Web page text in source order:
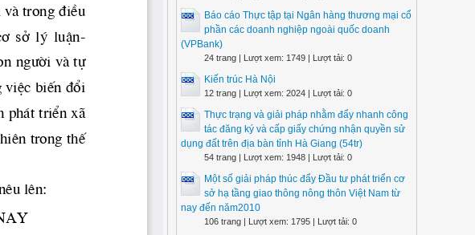
Báo cáo Thực tập tại Ngân hàng thương mại cổ
phần các doanh nghiệp ngoài quốc doanh
(VPBank)
24 trang | Lượt xem: 1749 | Lượt tải: 0
Kiến trúc Hà Nội
12 trang | Lượt xem: 2024 | Lượt tải: 0
Thực trạng và giải pháp nhằm đẩy nhanh công
tác đăng ký và cấp giấy chứng nhận quyền sử
dụng đất trên địa bàn tỉnh Hà Giang (54tr)
54 trang | Lượt xem: 1948 | Lượt tải: 0
Một số giải pháp thúc đẩy Đầu tư phát triển cơ
sở hạ tầng giao thông nông thôn Việt Nam từ
nay đến năm2010
106 trang | Lượt xem: 1795 | Lượt tải: 0